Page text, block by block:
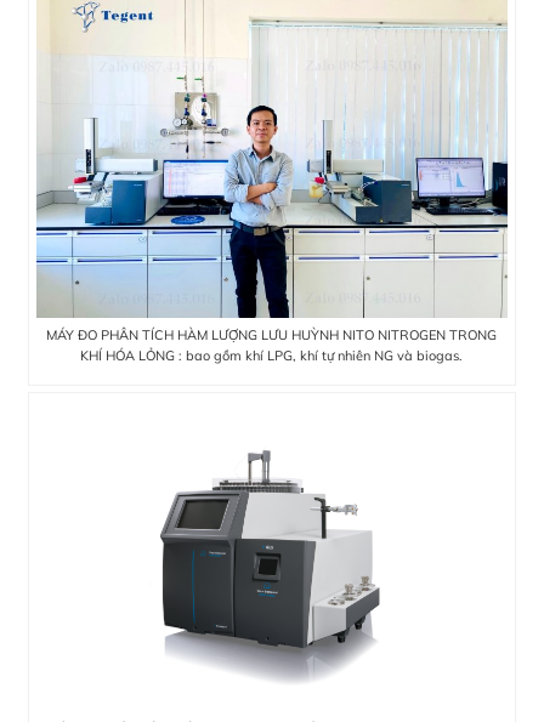
MÁY ĐO PHÂN TÍCH HÀM LƯỢNG LƯU HUỲNH NITO NITROGEN TRONG
KHÍ HÓA LỎNG : bao gồm khí LPG, khí tự nhiên NG và biogas.